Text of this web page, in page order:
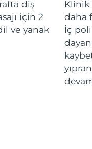
diş
için 2
ve yanak
Klinik
daha
İç
teslim tarihi 8/11/26
8/12/26
8/9/26